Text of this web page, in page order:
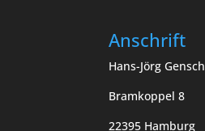
Anschrift
Hans-Jörg Gensch
Bramkoppel 8
22395 Hamburg